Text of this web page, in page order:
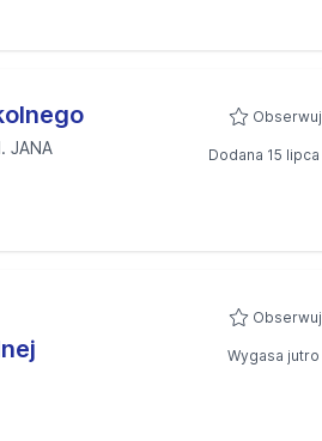
JANA
Obserwuj
Dodana 15 lipca
Obserwuj
Wygasa jutro